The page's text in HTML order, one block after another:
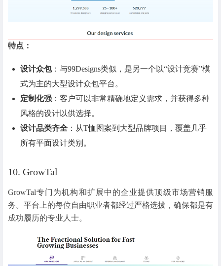
特点：
设计众包：与99Designs类似，是另一个以“设计竞赛”模
式为主的大型设计众包平台。
定制化强 ：客户可以非常精确地定义需求，并获得多种
风格的设计以供选择。
设计品类齐全 ：从T恤图案到大型品牌项目，覆盖几乎
所有平面设计类别。
10. GrowTal
GrowTal专门为机构和扩展中的企业提供顶级市场营销服
务。平台上的每位自由职业者都经过严格选拔，确保都是有
成功履历的专业人士。